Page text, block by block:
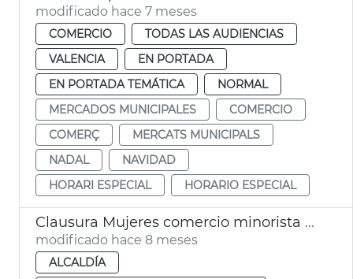
modificado hace 7 meses
COMERCIO
TODAS LAS AUDIENCIAS
VALENCIA
EN PORTADA
EN PORTADA TEMÁTICA
NORMAL
MERCADOS MUNICIPALES
COMERCIO
COMERÇ
MERCATS MUNICIPALS
NADAL
NAVIDAD
HORARI ESPECIAL
HORARIO ESPECIAL
Clausura Mujeres comercio minorista Women in Retail València
modificado hace 8 meses
ALCALDÍA